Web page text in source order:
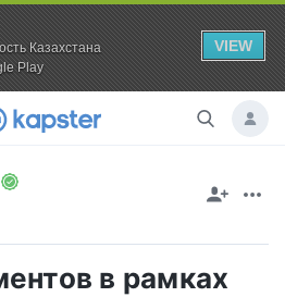
Казахстана
Play
VIEW
в рамках